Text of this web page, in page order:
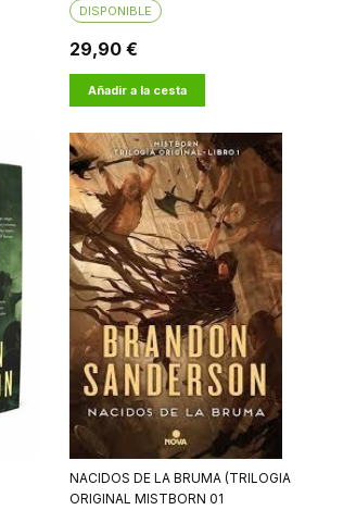
DISPONIBLE
29,90 €
Añadir a la cesta
NACIDOS DE LA BRUMA (TRILOGIA
ORIGINAL MISTBORN 01